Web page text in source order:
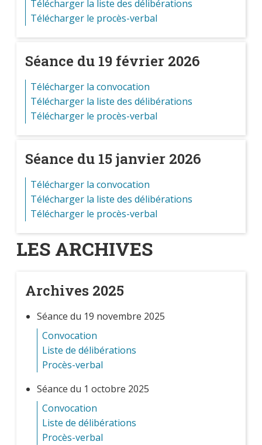
Télécharger la liste des délibérations
Télécharger le procès-verbal
Séance du 19 février 2026
Télécharger la convocation
Télécharger la liste des délibérations
Télécharger le procès-verbal
Séance du 15 janvier 2026
Télécharger la convocation
Télécharger la liste des délibérations
Télécharger le procès-verbal
LES ARCHIVES
Archives 2025
Séance du 19 novembre 2025
Convocation
Liste de délibérations
Procès-verbal
Séance du 1 octobre 2025
Convocation
Liste de délibérations
Procès-verbal